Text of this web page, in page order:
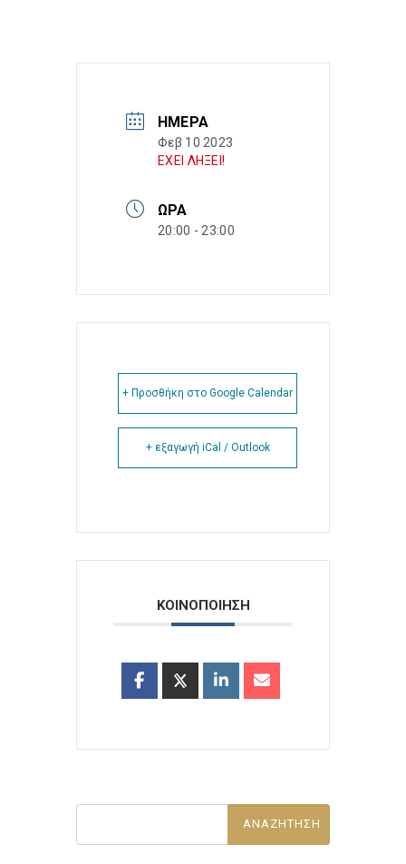
ΗΜΈΡΑ
Φεβ 10 2023
ΕΧΕΙ ΛΗΞΕΙ!
ΏΡΑ
20:00 - 23:00
+ Προσθήκη στο Google Calendar
+ εξαγωγή iCal / Outlook
ΚΟΙΝΟΠΟΙΗΣΗ